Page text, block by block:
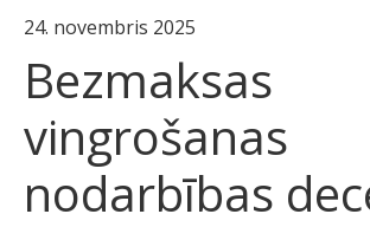
24. novembris 2025
Bezmaksas
vingrošanas
nodarbības